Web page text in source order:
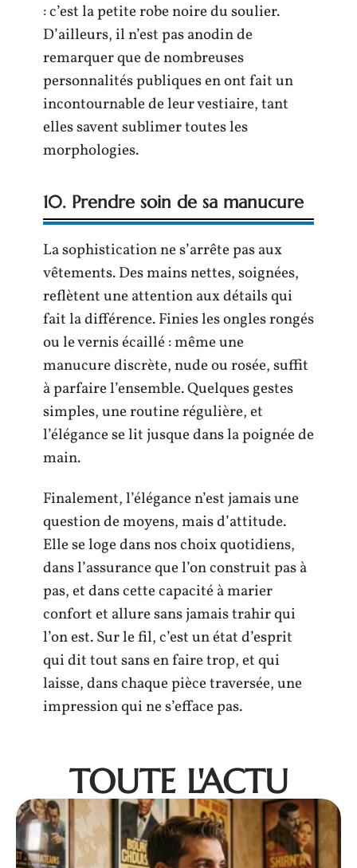
: c’est la petite robe noire du soulier.
D’ailleurs, il n’est pas anodin de
remarquer que de nombreuses
personnalités publiques en ont fait un
incontournable de leur vestiaire, tant
elles savent sublimer toutes les
morphologies.
10. Prendre soin de sa manucure
La sophistication ne s’arrête pas aux
vêtements. Des mains nettes, soignées,
reflètent une attention aux détails qui
fait la différence. Finies les ongles rongés
ou le vernis écaillé : même une
manucure discrète, nude ou rosée, suffit
à parfaire l’ensemble. Quelques gestes
simples, une routine régulière, et
l’élégance se lit jusque dans la poignée de
main.
Finalement, l’élégance n’est jamais une
question de moyens, mais d’attitude.
Elle se loge dans nos choix quotidiens,
dans l’assurance que l’on construit pas à
pas, et dans cette capacité à marier
confort et allure sans jamais trahir qui
l’on est. Sur le fil, c’est un état d’esprit
qui dit tout sans en faire trop, et qui
laisse, dans chaque pièce traversée, une
impression qui ne s’efface pas.
TOUTE L'ACTU